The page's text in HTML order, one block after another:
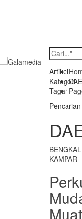
Artikel
Kategori
Tagar
KAMPAR